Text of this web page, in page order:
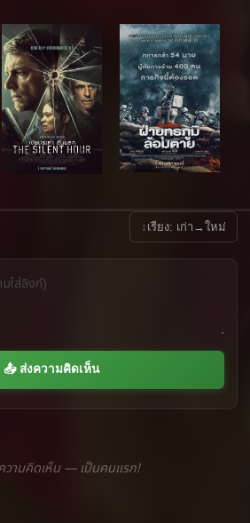
↕ เรียง: เก่า→ใหม่
📤 ส่งความคิดเห็น
วามคิดเห็น — เป็นคนแรก!